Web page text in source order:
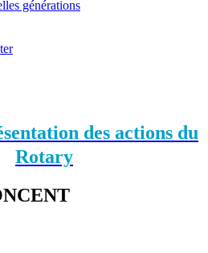
générations
des actions du
Rotary